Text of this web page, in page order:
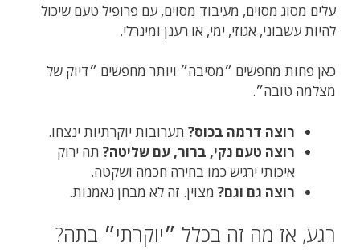
עלים מסוג מסוים, מעיבוד מסוים, עם פרופיל טעם שיכול
להיות עשבוני, אגוזי, ימי, או רענן ומינרלי.
כאן פחות מחפשים ״מסיבה״ ויותר מחפשים ״דיוק של
מצלמה טובה״.
רוצה דרמה בכוס? תערובות יוקרתיות ינצחו.
רוצה טעם נקי, ברור, עם שליטה? תה ירוק
איכותי ירגיש כמו בחירה חכמה ושקטה.
רוצה גם וגם? מצוין. זה לא מבחן נאמנות.
רגע, אז מה זה בכלל ״יוקרתי״ בתה?